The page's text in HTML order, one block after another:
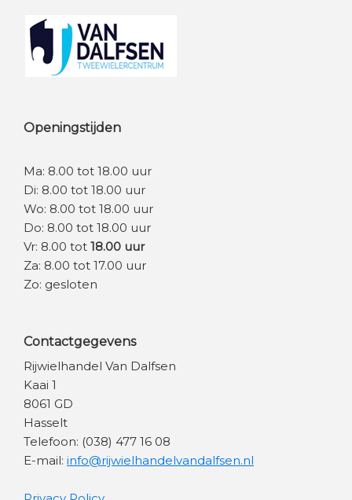
Footer
Openingstijden
Ma: 8.00 tot 18.00 uur
Di: 8.00 tot 18.00 uur
Wo: 8.00 tot 18.00 uur
Do: 8.00 tot 18.00 uur
Vr: 8.00 tot 18.00 uur
Za: 8.00 tot 17.00 uur
Zo: gesloten
Contactgegevens
Rijwielhandel Van Dalfsen
Kaai 1
8061 GD
Hasselt
Telefoon: (038) 477 16 08
E-mail: info@rijwielhandelvandalfsen.nl